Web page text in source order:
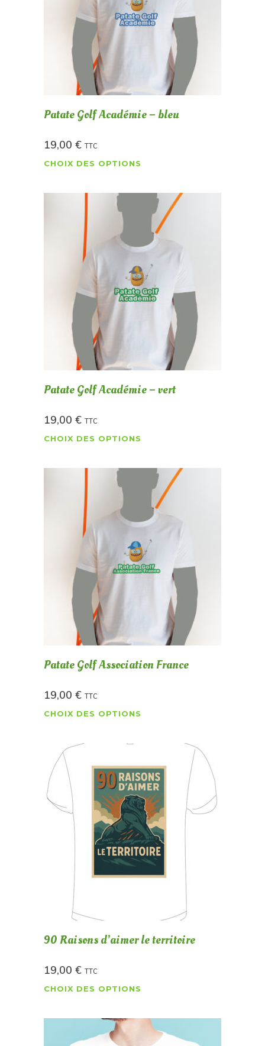
Patate Golf Académie – bleu
19,00 € TTC
CHOIX DES OPTIONS
Patate Golf Académie – vert
19,00 € TTC
CHOIX DES OPTIONS
Patate Golf Association France
19,00 € TTC
CHOIX DES OPTIONS
90 Raisons d’aimer le territoire
19,00 € TTC
CHOIX DES OPTIONS